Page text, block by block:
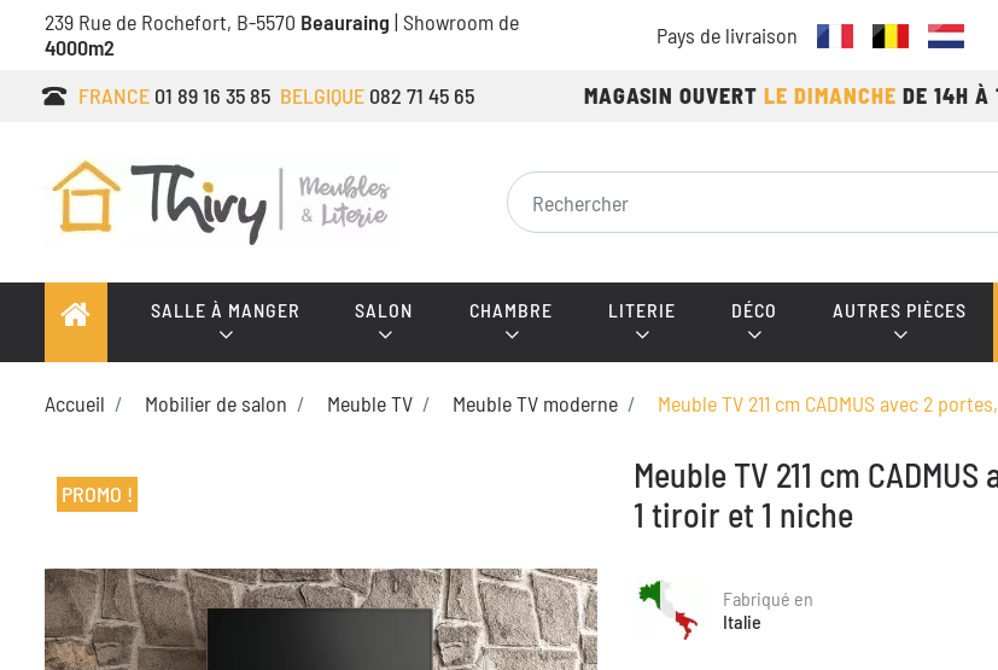
239 Rue de Rochefort, B-5570 Beauraing | Showroom de
4000m2
Pays de livraison
FRANCE 01 89 16 35 85 BELGIQUE 082 71 45 65 MAGASIN OUVERT LE DIMANCHE DE 14H À
SALLE À MANGER SALON CHAMBRE LITERIE DÉCO AUTRES PIÈCES
Accueil Mobilier de salon Meuble TV Meuble TV moderne Meuble TV 211 cm CADMUS avec 2
PROMO !
Meuble TV 211 cm
1 tiroir et 1 niche
Fabriqué en
Italie